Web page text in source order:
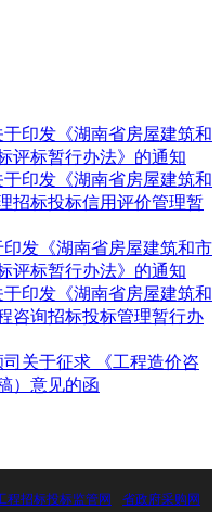
印发《湖南省房屋建筑和
评标暂行办法》的通知
印发《湖南省房屋建筑和
招标投标信用评价管理暂
发《湖南省房屋建筑和市
评标暂行办法》的通知
印发《湖南省房屋建筑和
咨询招标投标管理暂行办
关于征求 《工程造价咨
）意见的函
程招标投标监管网
省政府采购网